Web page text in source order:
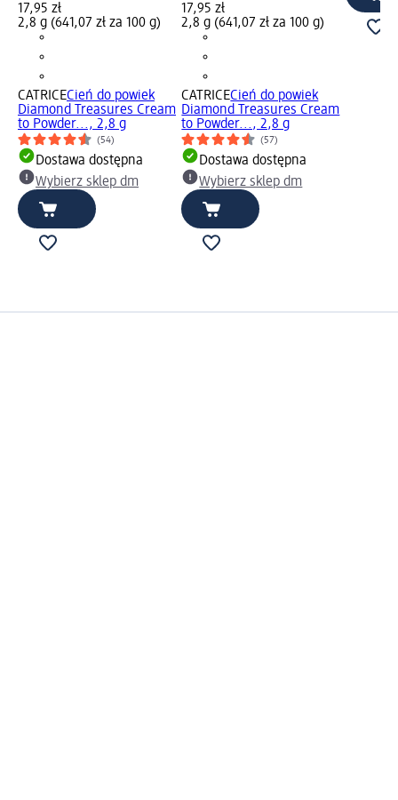
17,95 zł
2,8 g (641,07 zł za 100 g)
CATRICECień do powiek
Diamond Treasures Cream
to Powder..., 2,8 g
(54)
Dostawa dostępna
Wybierz sklep dm
17,95 zł
2,8 g (641,07 zł za 100 g)
CATRICECień do powiek
Diamond Treasures Cream
to Powder..., 2,8 g
(57)
Dostawa dostępna
Wybierz sklep dm